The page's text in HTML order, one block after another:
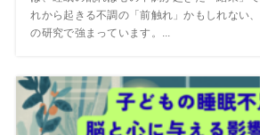
れから起きる不調の「前触れ」かもしれない
の研究で強まっています。...